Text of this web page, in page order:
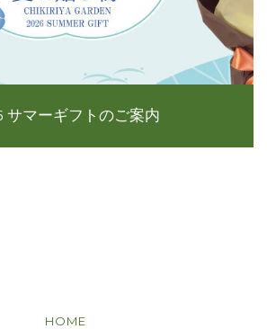
サマーギフトのご案内
HOME